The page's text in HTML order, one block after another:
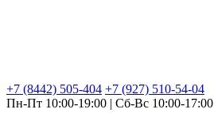
+7 (8442) 505-404 +7 (927) 510-54-04
Пн-Пт 10:00-19:00 | Сб-Вс 10:00-17:00